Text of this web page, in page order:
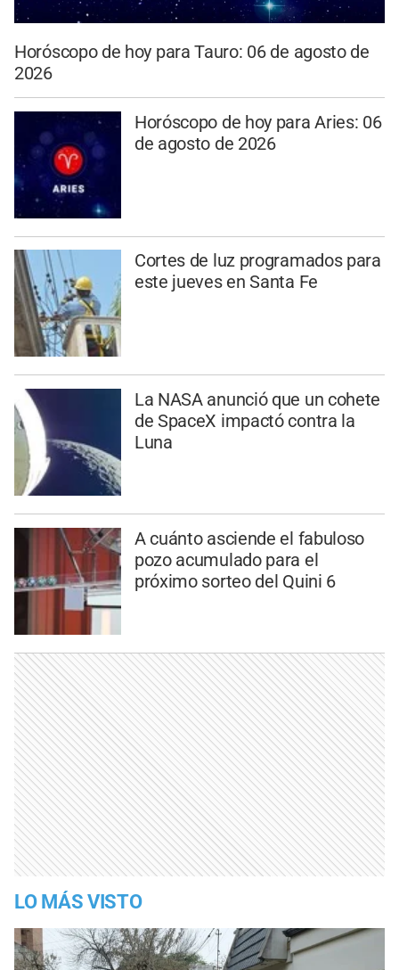
Horóscopo de hoy para Tauro: 06 de agosto de
2026
Horóscopo de hoy para Aries: 06
de agosto de 2026
Cortes de luz programados para
este jueves en Santa Fe
La NASA anunció que un cohete
de SpaceX impactó contra la
Luna
A cuánto asciende el fabuloso
pozo acumulado para el
próximo sorteo del Quini 6
LO MÁS VISTO